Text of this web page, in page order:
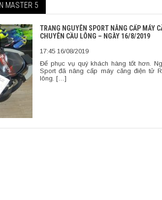
MASTER 5
TRANG NGUYÊN SPORT NÂNG CẤP MÁY
CHUYÊN CẦU LÔNG – NGÀY 16/8/2019
17:45 16/08/2019
Để phục vụ quý khách hàng tốt hơn.
Sport đã nâng cấp máy căng điện tử
lông. […]